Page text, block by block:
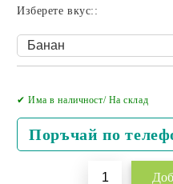
Изберете вкус::
✔ Има в наличност/ На склад
Поръчай по